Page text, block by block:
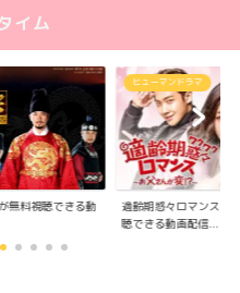
イム
無料視聴できる動
ヒューマンドラマ
適齢期惑々ロマンス(韓
聴できる動画配信...